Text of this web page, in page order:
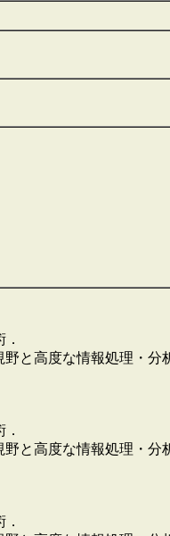
と高度な情報処理・分
と高度な情報処理・分